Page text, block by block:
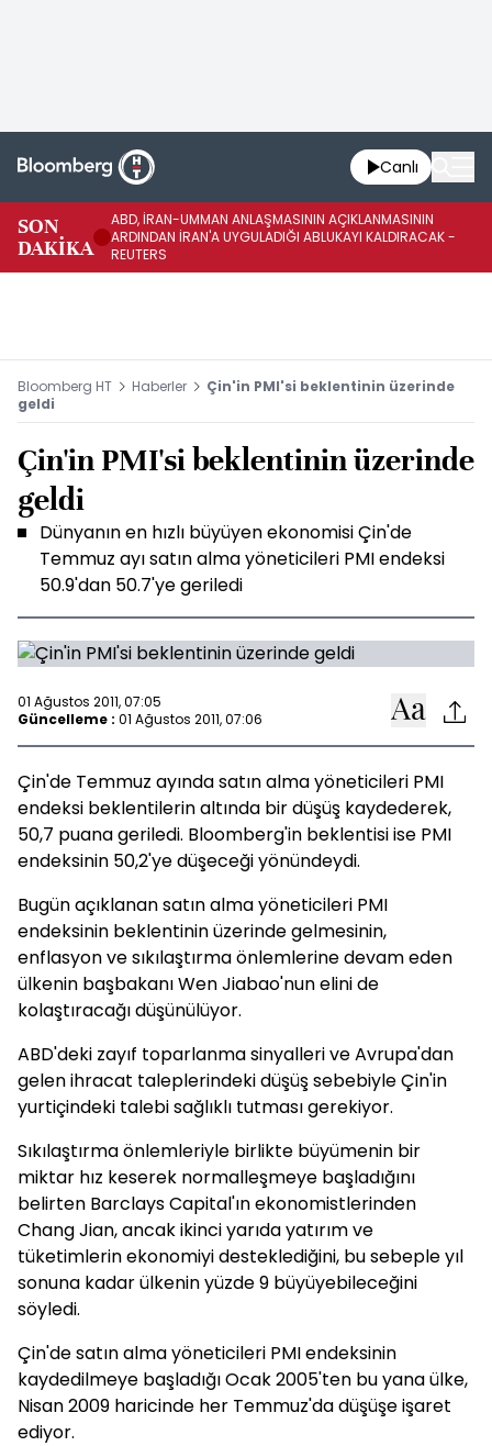
Canlı
SON
DAKİKA
ABD, İRAN-UMMAN ANLAŞMASININ AÇIKLANMASININ
ARDINDAN İRAN'A UYGULADIĞI ABLUKAYI KALDIRACAK -
REUTERS
Bloomberg HT Haberler
Çin'in PMI'si beklentinin üzerinde
geldi
Çin'in PMI'si beklentinin üzerinde
geldi
Dünyanın en hızlı büyüyen ekonomisi Çin'de
Temmuz ayı satın alma yöneticileri PMI endeksi
50.9'dan 50.7'ye geriledi
01 Ağustos 2011, 07:05
Güncelleme : 01 Ağustos 2011, 07:06
Çin'de Temmuz ayında satın alma yöneticileri PMI
endeksi beklentilerin altında bir düşüş kaydederek,
50,7 puana geriledi. Bloomberg'in beklentisi ise PMI
endeksinin 50,2'ye düşeceği yönündeydi.
Bugün açıklanan satın alma yöneticileri PMI
endeksinin beklentinin üzerinde gelmesinin,
enflasyon ve sıkılaştırma önlemlerine devam eden
ülkenin başbakanı Wen Jiabao'nun elini de
kolaştıracağı düşünülüyor.
ABD'deki zayıf toparlanma sinyalleri ve Avrupa'dan
gelen ihracat taleplerindeki düşüş sebebiyle Çin'in
yurtiçindeki talebi sağlıklı tutması gerekiyor.
Sıkılaştırma önlemleriyle birlikte büyümenin bir
miktar hız keserek normalleşmeye başladığını
belirten Barclays Capital'ın ekonomistlerinden
Chang Jian, ancak ikinci yarıda yatırım ve
tüketimlerin ekonomiyi desteklediğini, bu sebeple yıl
sonuna kadar ülkenin yüzde 9 büyüyebileceğini
söyledi.
Çin'de satın alma yöneticileri PMI endeksinin
kaydedilmeye başladığı Ocak 2005'ten bu yana ülke,
Nisan 2009 haricinde her Temmuz'da düşüşe işaret
ediyor.